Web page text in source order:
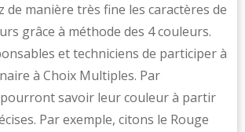
de manière très fine les caractères de
grâce à méthode des 4 couleurs.
et techniciens de participer à
à Choix Multiples. Par
savoir leur couleur à partir
Par exemple, citons le Rouge